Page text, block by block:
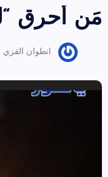
مَن أحرق
انطوان القزي